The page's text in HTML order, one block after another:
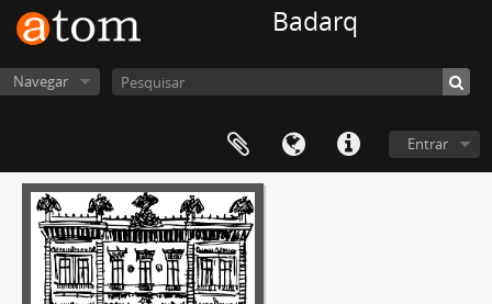
Badarq
Navegar
Entrar